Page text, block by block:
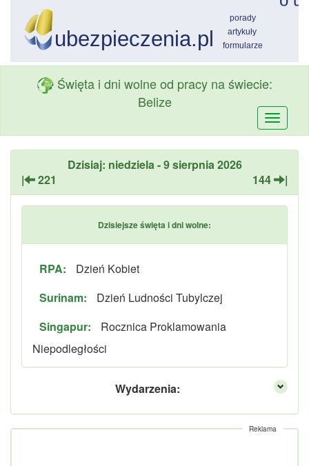
Święta i dni wolne od pracy na świecie:
Belize
Dzisiaj: niedziela - 9 sierpnia 2026
|
221 144 |
Dzisiejsze święta i dni wolne:
RPA:
Dzień Kobiet
Surinam:
Dzień Ludności Tubylczej
Singapur:
Rocznica Proklamowania
Niepodległości
Wydarzenia:
Reklama